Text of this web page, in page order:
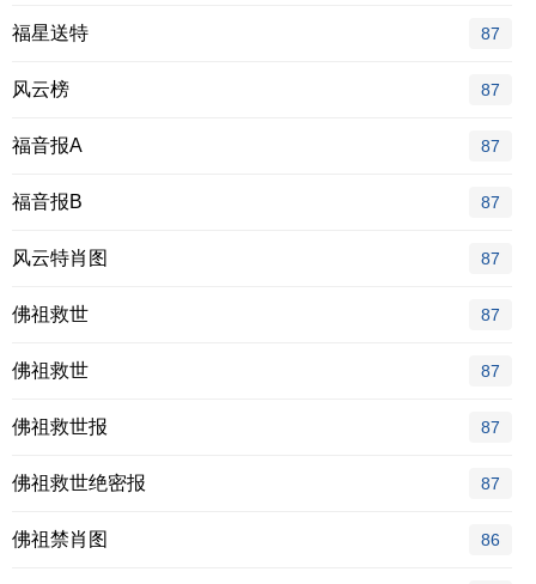
福星送特 87
风云榜 87
福音报A 87
福音报B 87
风云特肖图 87
佛祖救世 87
佛祖救世 87
佛祖救世报 87
佛祖救世绝密报 87
佛祖禁肖图 86